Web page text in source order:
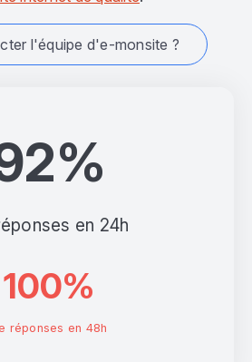
en 24h
100%
réponses en 48h
l'équipe d'e-monsite ?